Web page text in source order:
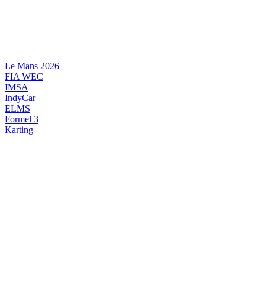
Le Mans 2026
FIA WEC
IMSA
IndyCar
ELMS
Formel 3
Karting